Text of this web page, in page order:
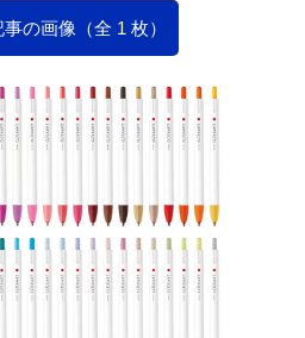
の画像（全 1 枚）